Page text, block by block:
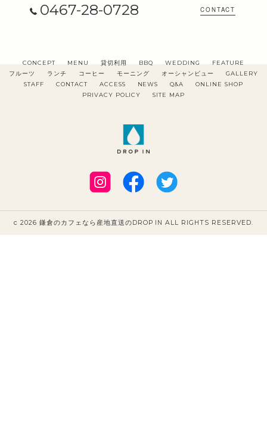
0467-28-0728 CONTACT
CONCEPT MENU 貸切利用 BBQ WEDDING
FEATURE
フルーツ
ランチ コーヒー モーニング オーシャンビュー
GALLERY
STAFF
CONTACT ACCESS NEWS Q&A
ONLINE SHOP
PRIVACY POLICY
SITE MAP
c 2026 鎌倉のカフェなら産地直送のDROP IN ALL RIGHTS RESERVED.